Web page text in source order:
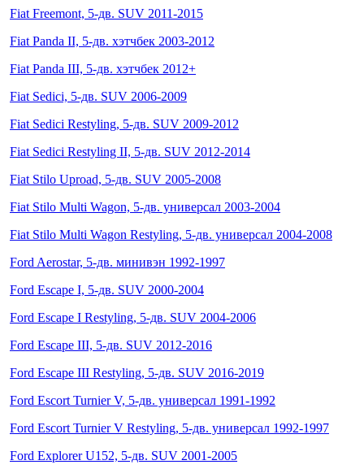
Fiat Freemont, 5-дв. SUV 2011-2015
Fiat Panda II, 5-дв. хэтчбек 2003-2012
Fiat Panda III, 5-дв. хэтчбек 2012+
Fiat Sedici, 5-дв. SUV 2006-2009
Fiat Sedici Restyling, 5-дв. SUV 2009-2012
Fiat Sedici Restyling II, 5-дв. SUV 2012-2014
Fiat Stilo Uproad, 5-дв. SUV 2005-2008
Fiat Stilo Multi Wagon, 5-дв. универсал 2003-2004
Fiat Stilo Multi Wagon Restyling, 5-дв. универсал 2004-2008
Ford Aerostar, 5-дв. минивэн 1992-1997
Ford Escape I, 5-дв. SUV 2000-2004
Ford Escape I Restyling, 5-дв. SUV 2004-2006
Ford Escape III, 5-дв. SUV 2012-2016
Ford Escape III Restyling, 5-дв. SUV 2016-2019
Ford Escort Turnier V, 5-дв. универсал 1991-1992
Ford Escort Turnier V Restyling, 5-дв. универсал 1992-1997
Ford Explorer U152, 5-дв. SUV 2001-2005